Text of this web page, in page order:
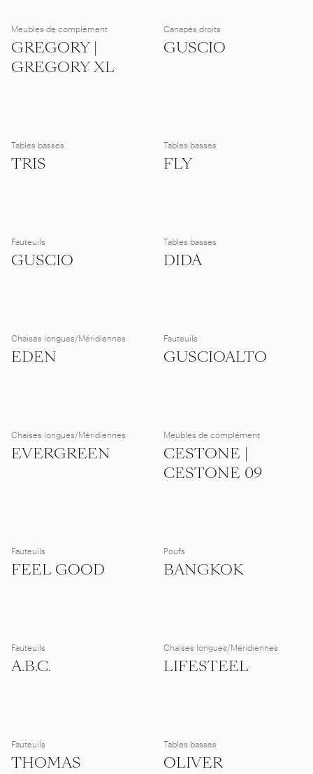
Meubles de complément
GREGORY |
GREGORY XL
Canapés droits
GUSCIO
Tables basses
TRIS
Tables basses
FLY
Fauteuils
GUSCIO
Tables basses
DIDA
Chaises longues/Méridiennes
EDEN
Fauteuils
GUSCIOALTO
Chaises longues/Méridiennes
EVERGREEN
Meubles de complément
CESTONE |
CESTONE 09
Fauteuils
FEEL GOOD
Poufs
BANGKOK
Fauteuils
A.B.C.
Chaises longues/Méridiennes
LIFESTEEL
Fauteuils
THOMAS
Tables basses
OLIVER